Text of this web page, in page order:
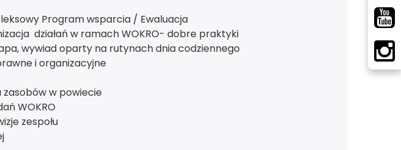
Program wsparcia / Ewaluacja
działań w ramach WOKRO- dobre praktyki
wywiad oparty na rutynach dnia codziennego
i organizacyjne
w powiecie
WOKRO
zespołu